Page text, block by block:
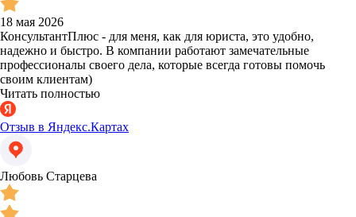
18 мая 2026
КонсультантПлюс - для меня, как для юриста, это удобно,
надежно и быстро. В компании работают замечательные
профессионалы своего дела, которые всегда готовы помочь
своим клиентам)
Читать полностью
Отзыв в Яндекс.Картах
Любовь Старцева